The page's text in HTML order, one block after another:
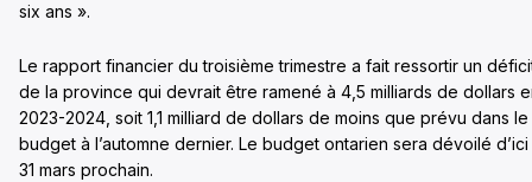
six ans ».
Le rapport financier du troisième trimestre a fait ressortir un
de la province qui devrait être ramené à 4,5 milliards de dollars
2023-2024, soit 1,1 milliard de dollars de moins que prévu dans le
budget à l’automne dernier. Le budget ontarien sera dévoilé
31 mars prochain.